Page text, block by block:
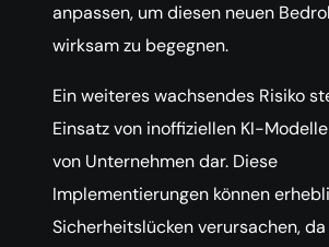
anpassen, um diesen neuen
wirksam zu begegnen.
Ein weiteres wachsendes Risiko
Einsatz von inoffiziellen KI-
von Unternehmen dar. Diese
Implementierungen können
Sicherheitslücken verursachen,